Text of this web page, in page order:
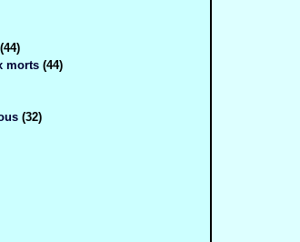
(44)
morts (44)
(32)